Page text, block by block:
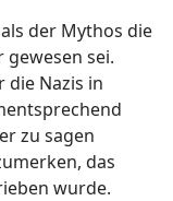
der Mythos die
gewesen sei.
die Nazis in
zu sagen
das
wurde.